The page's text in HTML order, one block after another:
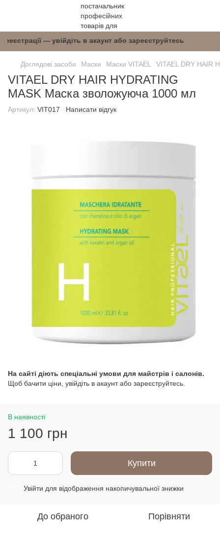
реєстрації — увійдіть в акаунт або
Доглядові засоби Маски Маски VITAEL VITAEL DRY HAIR
VITAEL DRY HAIR HYDRATING
MASK Маска зволожуюча 1000 мл
Артикул: VIT017 Написати відгук
На сайті діють спеціальні умови для майстрів і салонів.
Щоб бачити ціни, увійдіть в акаунт або зареєструйтесь.
В наявності
1 100 грн
Купити
Увійти для відображення накопичувальної знижки
До обраного Порівняти